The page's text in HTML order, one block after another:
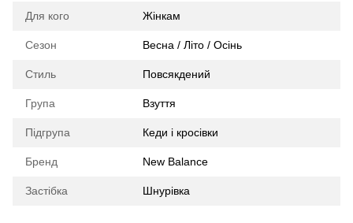
Для кого Жінкам
Сезон Весна / Літо / Осінь
Стиль Повсякдений
Група Взуття
Підгрупа Кеди і кросівки
Бренд New Balance
Застібка Шнурівка